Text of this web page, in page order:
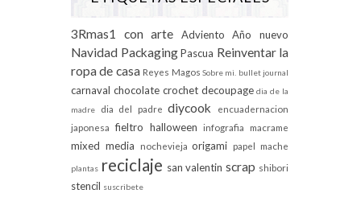
3Rmas1 con arte Adviento Año nuevo
Navidad Packaging Pascua Reinventar la
ropa de casa Reyes Magos Sobre mi. bullet journal
carnaval chocolate crochet decoupage dia de la
madre
dia del padre diycook
encuadernacion
japonesa fieltro halloween infografia macrame
mixed media nochevieja origami papel mache
plantas reciclaje san valentin scrap shibori
stencil suscribete